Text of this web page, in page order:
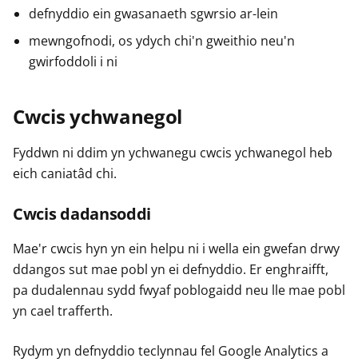
defnyddio ein gwasanaeth sgwrsio ar-lein
mewngofnodi, os ydych chi'n gweithio neu'n
gwirfoddoli i ni
Cwcis ychwanegol
Fyddwn ni ddim yn ychwanegu cwcis ychwanegol heb
eich caniatâd chi.
Cwcis dadansoddi
Mae'r cwcis hyn yn ein helpu ni i wella ein gwefan drwy
ddangos sut mae pobl yn ei defnyddio. Er enghraifft,
pa dudalennau sydd fwyaf poblogaidd neu lle mae pobl
yn cael trafferth.
Rydym yn defnyddio teclynnau fel Google Analytics a